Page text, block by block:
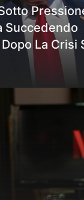
Succedendo
La Crisi